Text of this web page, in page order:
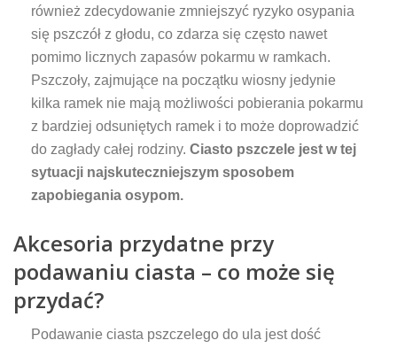
również zdecydowanie zmniejszyć ryzyko osypania
się pszczół z głodu, co zdarza się często nawet
pomimo licznych zapasów pokarmu w ramkach.
Pszczoły, zajmujące na początku wiosny jedynie
kilka ramek nie mają możliwości pobierania pokarmu
z bardziej odsuniętych ramek i to może doprowadzić
do zagłady całej rodziny. Ciasto pszczele jest w tej
sytuacji najskuteczniejszym sposobem
zapobiegania osypom.
Akcesoria przydatne przy
podawaniu ciasta – co może się
przydać?
Podawanie ciasta pszczelego do ula jest dość